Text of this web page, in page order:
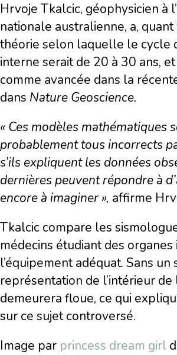
Hrvoje Tkalcic, géophysicien à
nationale australienne, a, quant
théorie selon laquelle le cycle
interne serait de 20 à 30 ans,
comme avancée dans la
dans Nature Geoscience.
« Ces modèles mathématiques
probablement tous incorrects
s’ils expliquent les données
dernières peuvent répondre à
encore à imaginer », affirme
Tkalcic compare les
médecins étudiant des organes
l’équipement adéquat. Sans un
représentation de l’intérieur
demeurera floue, ce qui
sur ce sujet controversé.
Image par princess dream girl